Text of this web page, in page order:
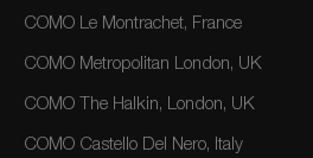
COMO Le Montrachet, France
COMO Metropolitan London, UK
COMO The Halkin, London, UK
COMO Castello Del Nero, Italy